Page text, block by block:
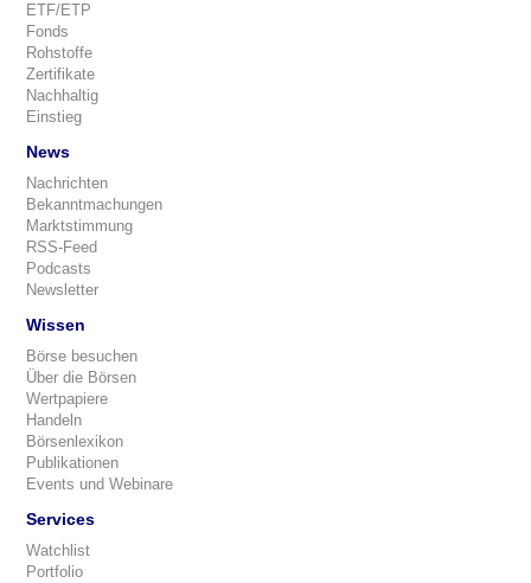
ETF/ETP
Fonds
Rohstoffe
Zertifikate
Nachhaltig
Einstieg
News
Nachrichten
Bekanntmachungen
Marktstimmung
RSS-Feed
Podcasts
Newsletter
Wissen
Börse besuchen
Über die Börsen
Wertpapiere
Handeln
Börsenlexikon
Publikationen
Events und Webinare
Services
Watchlist
Portfolio